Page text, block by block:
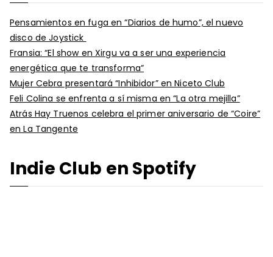
Pensamientos en fuga en “Diarios de humo”, el nuevo
disco de Joystick
Fransia: “El show en Xirgu va a ser una experiencia
energética que te transforma”
Mujer Cebra presentará “Inhibidor” en Niceto Club
Feli Colina se enfrenta a sí misma en “La otra mejilla”
Atrás Hay Truenos celebra el primer aniversario de “Coire”
en La Tangente
Indie Club en Spotify